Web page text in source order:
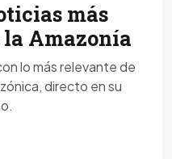
más
Amazonía
lo más relevante de
directo en su